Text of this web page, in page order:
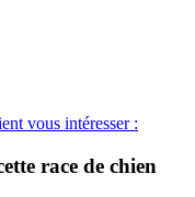
vous intéresser :
race de chien